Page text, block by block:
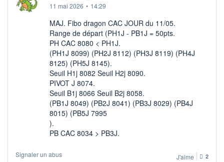
11 mai 2026 • 14:29
MAJ. Fibo dragon CAC JOUR du 11/05.
Range de départ (PH1J - PB1J = 50pts.
PH CAC 8080 < PH1J.
(PH1J 8099) (PH2J 8112) (PH3J 8119) (PH4J
8125) (PH5J 8145).
Seuil H1j 8082 Seuil H2j 8090.
PIVOT J 8074.
Seuil B1j 8066 Seuil B2j 8058.
(PB1J 8049) (PB2J 8041) (PB3J 8029) (PB4J
8015) (PB5J 7995
).
PB CAC 8034 > PB3J.
Signaler un abus J'aime 2